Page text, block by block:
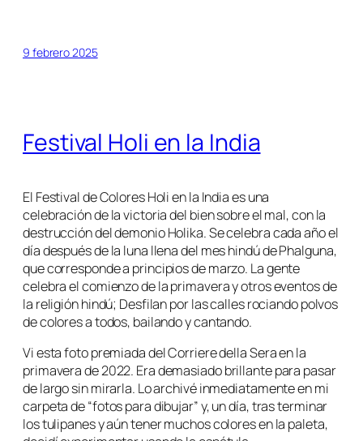
9 febrero 2025
Festival Holi en la India
El Festival de Colores Holi en la India es una
celebración de la victoria del bien sobre el mal, con la
destrucción del demonio Holika. Se celebra cada año el
día después de la luna llena del mes hindú de Phalguna,
que corresponde a principios de marzo. La gente
celebra el comienzo de la primavera y otros eventos de
la religión hindú; Desfilan por las calles rociando polvos
de colores a todos, bailando y cantando.
Vi esta foto premiada del Corriere della Sera en la
primavera de 2022. Era demasiado brillante para pasar
de largo sin mirarla. Lo archivé inmediatamente en mi
carpeta de “fotos para dibujar” y, un día, tras terminar
los tulipanes y aún tener muchos colores en la paleta,